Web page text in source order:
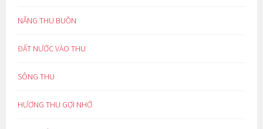
NẮNG THU BUỒN
ĐẤT NƯỚC VÀO THU
SÔNG THU
HƯƠNG THU GỢI NHỚ